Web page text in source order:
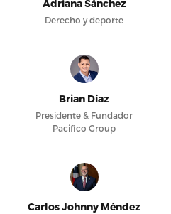
Adriana Sánchez
Derecho y deporte
Brian Díaz
Presidente & Fundador
Pacifico Group
Carlos Johnny Méndez